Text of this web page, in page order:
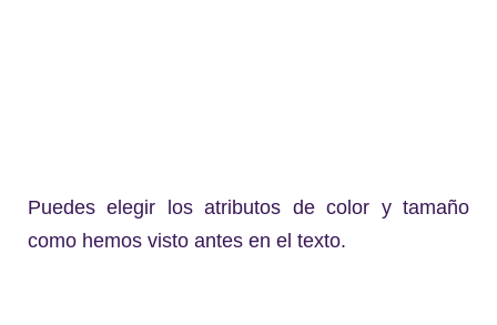
Puedes elegir los atributos de color y tamaño
como hemos visto antes en el texto.